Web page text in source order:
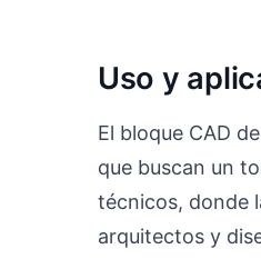
Uso y
El bloque CAD
que buscan un
técnicos, donde
arquitectos y